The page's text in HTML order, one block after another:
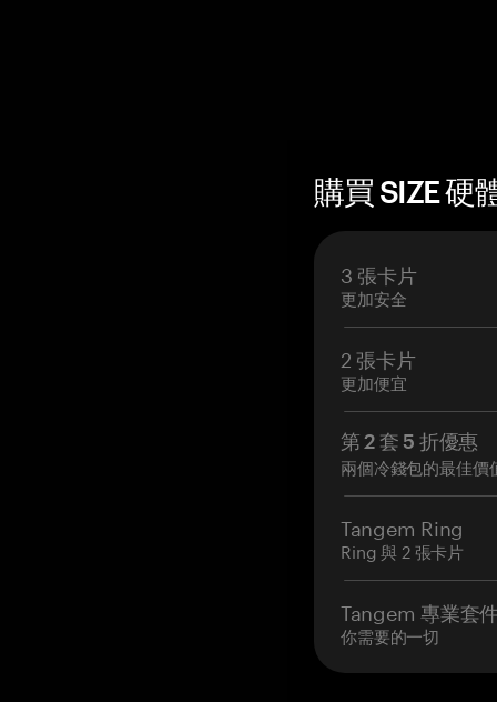
購買 SIZE 硬
3 張卡片
更加安全
2 張卡片
更加便宜
第 2 套 5 折優惠
兩個冷錢包的最佳價
Tangem Ring
Ring 與 2 張卡片
Tangem 專業套
你需要的一切